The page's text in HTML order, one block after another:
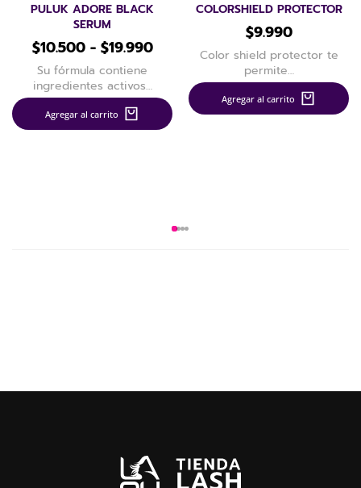
PULUK ADORE BLACK
SERUM
$10.500 - $19.990
Su fórmula contiene
ingredientes activos…
Agregar al carrito
COLORSHIELD PROTECTOR
$9.990
Color shield protector te
permite…
Agregar al carrito